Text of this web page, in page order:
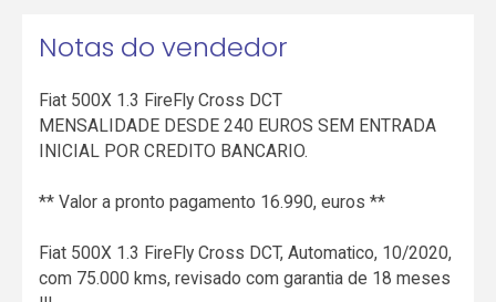
Notas do vendedor
Fiat 500X 1.3 FireFly Cross DCT
MENSALIDADE DESDE 240 EUROS SEM ENTRADA
INICIAL POR CREDITO BANCARIO.
** Valor a pronto pagamento 16.990, euros **
Fiat 500X 1.3 FireFly Cross DCT, Automatico, 10/2020,
com 75.000 kms, revisado com garantia de 18 meses